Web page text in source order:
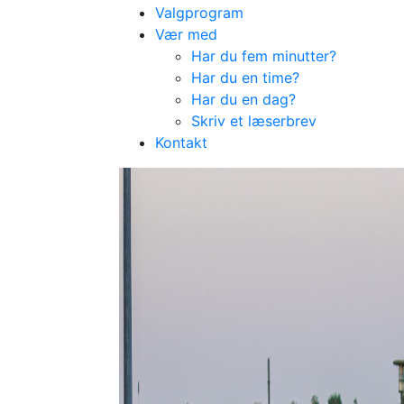
Valgprogram
Vær med
Har du fem minutter?
Har du en time?
Har du en dag?
Skriv et læserbrev
Kontakt